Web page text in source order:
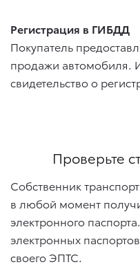
Регистрация в ГИБДД
Покупатель
продажи автомобиля.
свидетельство о
Проверьте
Собственник
в любой момент
электронного
электронных
своего ЭПТС.